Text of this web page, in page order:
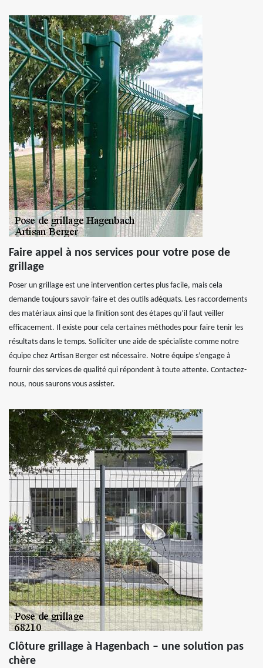
Faire appel à nos services pour votre pose de
grillage
Poser un grillage est une intervention certes plus facile, mais cela
demande toujours savoir-faire et des outils adéquats. Les raccordements
des matériaux ainsi que la finition sont des étapes qu’il faut veiller
efficacement. Il existe pour cela certaines méthodes pour faire tenir les
résultats dans le temps. Solliciter une aide de spécialiste comme notre
équipe chez Artisan Berger est nécessaire. Notre équipe s’engage à
fournir des services de qualité qui répondent à toute attente. Contactez-
nous, nous saurons vous assister.
Clôture grillage à Hagenbach – une solution pas
chère